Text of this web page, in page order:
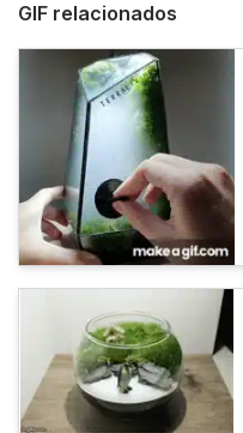
GIF relacionados